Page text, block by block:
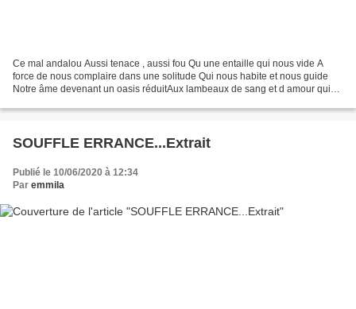
Ce mal andalou Aussi tenace , aussi fou Qu une entaille qui nous vide A
force de nous complaire dans une solitude Qui nous habite et nous guide
Notre âme devenant un oasis réduitAux lambeaux de sang et d amour qui
SOUFFLE ERRANCE...Extrait
Publié le 10/06/2020 à 12:34
Par emmila